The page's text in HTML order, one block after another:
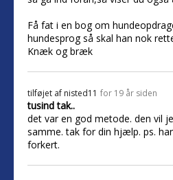
Få fat i en bog om
hundesprog så skal han nok
Knæk og bræk
tilføjet af nisted11 for 19 år siden
tusind tak..
det var en god metode. den vil
samme. tak for din hjælp. ps.
forkert.